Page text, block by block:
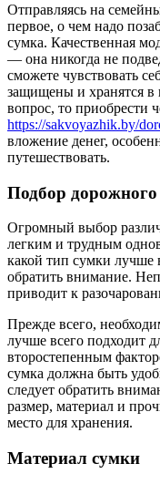
Отправляясь на
первое, о чем надо
сумка. Качественная
— она никогда не
сможете чувствовать
защищены и хранятся в
вопрос, то приобрести
https://sakvoyazhik.by/
вложение денег,
путешествовать.
Подбор дорожного
Огромный выбор
легким и трудным
какой тип сумки лучше
обратить внимание.
приводит к
Прежде всего,
лучше всего подходит
второстепенным
сумка должна быть
следует обратить
размер, материал и
место для хранения.
Материал сумки